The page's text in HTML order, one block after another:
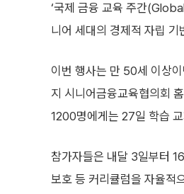
‘국제 금융 교육 주간
니어 세대의 경제적 자립
이번 행사는 만 50세 이상
지 시니어금융교육협의회
1200명에게는 27일 학습
참가자들은 내달 3일부터
보호 등 커리큘럼을 자율적